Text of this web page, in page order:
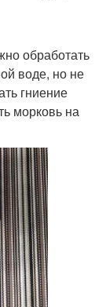
обработать
воде, но не
гниение
морковь на